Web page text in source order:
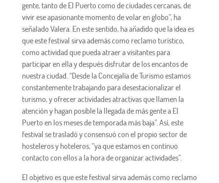
gente, tanto de El Puerto como de ciudades cercanas, de
vivir ese apasionante momento de volar en globo”, ha
señalado Valera. En este sentido, ha añadido que la idea es
que este festival sirva además como reclamo turístico,
como actividad que pueda atraer a visitantes para
participar en ella y después disfrutar de los encantos de
nuestra ciudad. “Desde la Concejalía de Turismo estamos
constantemente trabajando para desestacionalizar el
turismo, y ofrecer actividades atractivas que llamen la
atención y hagan posible la llegada de más gente a El
Puerto en los meses de temporada más baja”. Así, este
festival se trasladó y consensuó con el propio sector de
hosteleros y hoteleros, “ya que estamos en continuo
contacto con ellos a la hora de organizar actividades”.
El objetivo es que este festival sirva además como reclamo